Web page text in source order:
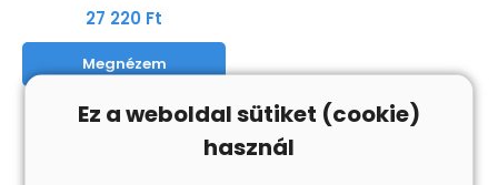
27 220 Ft
Megnézem
Ez a weboldal sütiket (cookie)
használ